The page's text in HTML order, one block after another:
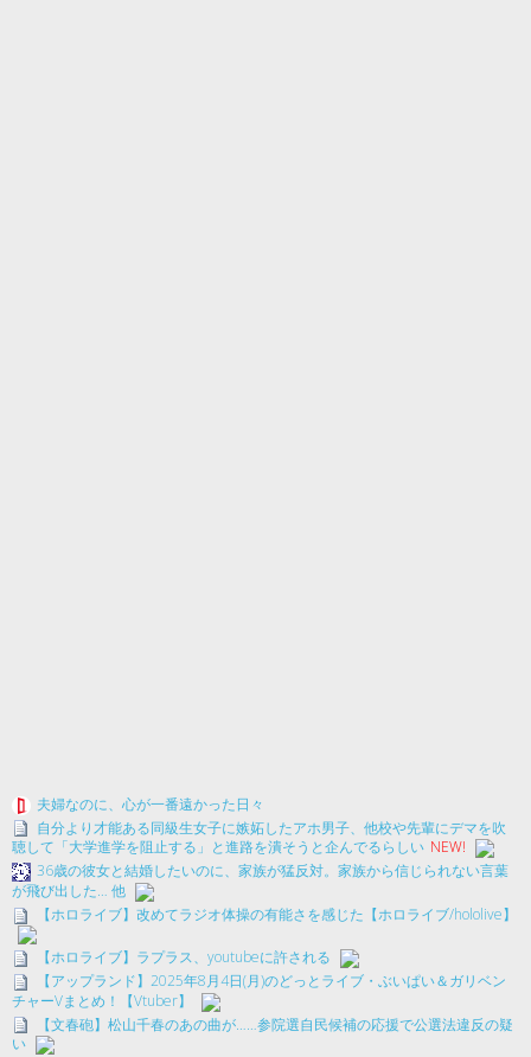
夫婦なのに、心が一番遠かった日々
自分より才能ある同級生女子に嫉妬したアホ男子、他校や先輩にデマを吹
聴して「大学進学を阻止する」と進路を潰そうと企んでるらしい NEW!
36歳の彼女と結婚したいのに、家族が猛反対。家族から信じられない言葉
が飛び出した… 他
【ホロライブ】改めてラジオ体操の有能さを感じた【ホロライブ/hololive】
【ホロライブ】ラプラス、youtubeに許される
【アップランド】2025年8月4日(月)のどっとライブ・ぶいぱい＆ガリベン
チャーVまとめ！【Vtuber】
【文春砲】松山千春のあの曲が……参院選自民候補の応援で公選法違反の疑
い